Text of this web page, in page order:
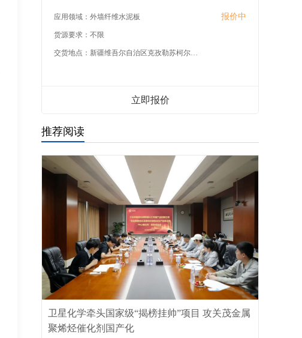
应用领域： 外墙纤维水泥板 报价中
货源要求： 不限
交货地点： 新疆维吾尔自治区克孜勒苏柯尔克孜自治州
立即报价
推荐阅读
卫星化学牵头国家级“揭榜挂帅”项目 攻关茂金属
聚烯烃催化剂国产化